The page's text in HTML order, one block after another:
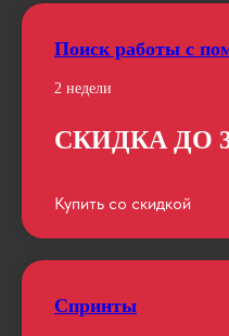
Поиск работы с
2 недели
СКИДКА ДО 3
Купить со скидкой
Спринты